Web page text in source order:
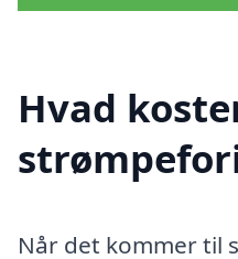
Hvad
Når det kommer til